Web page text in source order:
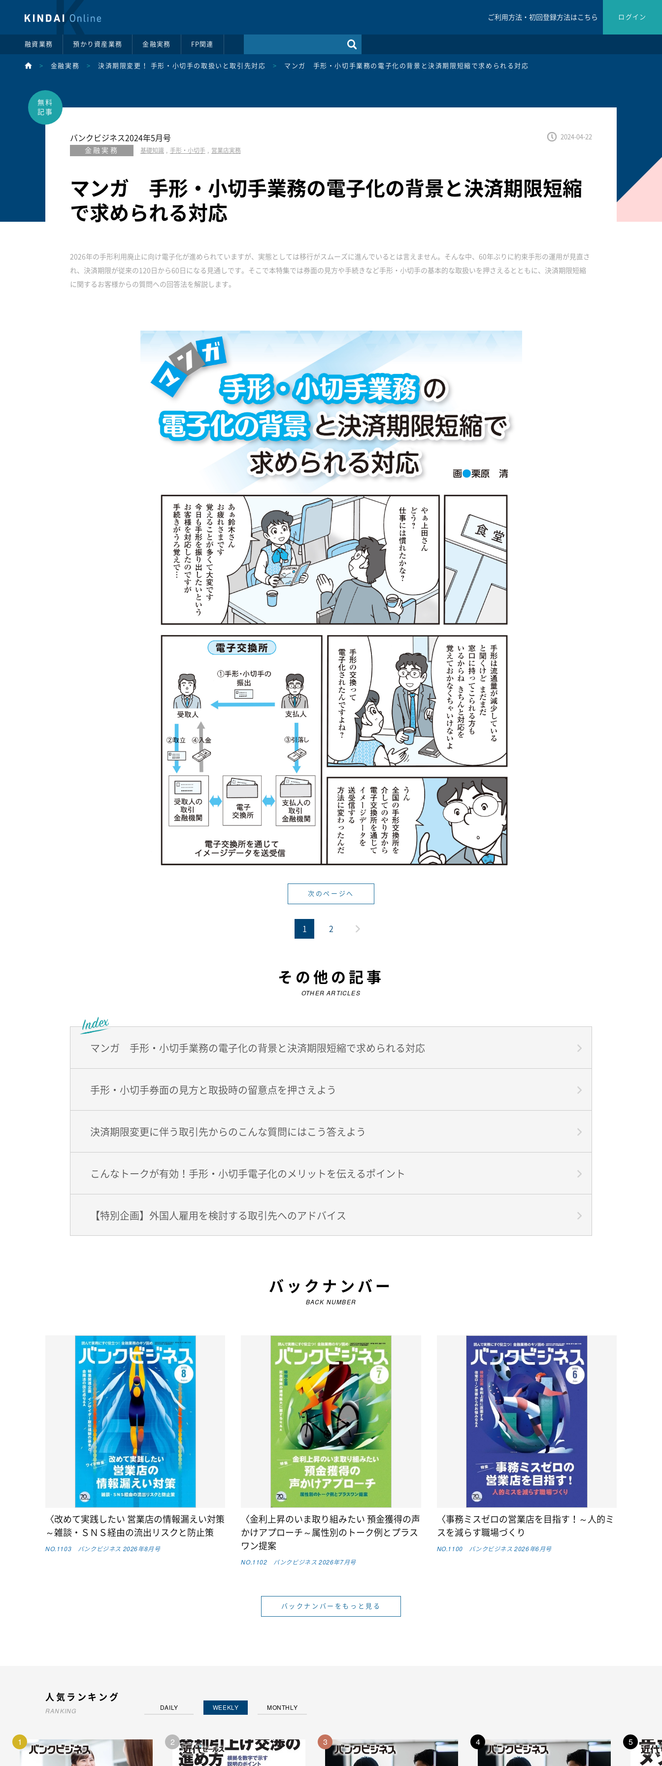
ご利用方法・初回登録方法はこちら ログイン
融資業務 預かり資産業務 金融実務 FP関連
> 金融実務 > 決済期限変更！ 手形・小切手の取扱いと取引先対応 > マンガ 手形・小切手業務の電子化の背景と決済期限短縮で求められる対応
バンクビジネス2024年5月号
金融実務 基礎知識 手形・小切手 営業店実務
2024-04-22
マンガ 手形・小切手業務の電子化の背景と決済期限短縮
で求められる対応
2026年の手形利用廃止に向け電子化が進められていますが、実態としては移行がスムーズに進んでいるとは言えません。そんな中、60年ぶりに約束手形の運用が見直さ
れ、決済期限が従来の120日から60日になる見通しです。そこで本特集では券面の見方や手続きなど手形・小切手の基本的な取扱いを押さえるとともに、決済期限短縮
に関するお客様からの質問への回答法を解説します。
次のページへ
1 2
その他の記事
OTHER ARTICLES
マンガ 手形・小切手業務の電子化の背景と決済期限短縮で求められる対応
手形・小切手券面の見方と取扱時の留意点を押さえよう
決済期限変更に伴う取引先からのこんな質問にはこう答えよう
こんなトークが有効！手形・小切手電子化のメリットを伝えるポイント
【特別企画】外国人雇用を検討する取引先へのアドバイス
バックナンバー
BACK NUMBER
〈改めて実践したい 営業店の情報漏えい対策
～雑談・ＳＮＳ経由の流出リスクと防止策
NO.1103 バンクビジネス 2026年8月号
〈金利上昇のいま取り組みたい 預金獲得の声
かけアプローチ～属性別のトーク例とプラス
ワン提案
NO.1102 バンクビジネス 2026年7月号
〈事務ミスゼロの営業店を目指す！～人的ミ
スを減らす職場づくり
NO.1100 バンクビジネス 2026年6月号
バックナンバーをもっと見る
人気ランキング
RANKING DAILY WEEKLY MONTHLY
1 2 3 4 5